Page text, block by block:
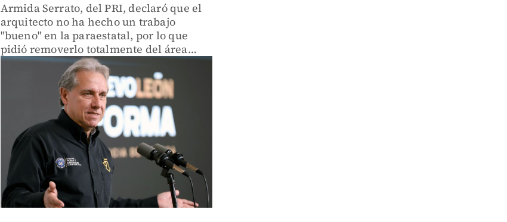
Armida Serrato, del PRI, declaró que el
arquitecto no ha hecho un trabajo
"bueno" en la paraestatal, por lo que
pidió removerlo totalmente del área
hídrica.